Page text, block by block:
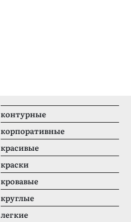
контурные
корпоративные
красивые
краски
кровавые
круглые
легкие